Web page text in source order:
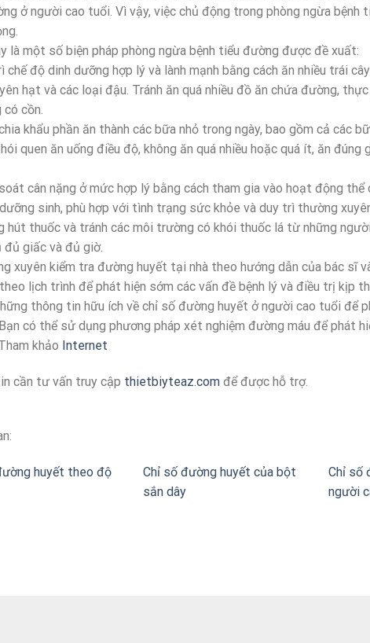
ở người cao tuổi. Vì vậy, việc chủ động trong phòng ngừa bệnh
là một số biện pháp phòng ngừa bệnh tiểu đường được đề xuất:
chế độ dinh dưỡng hợp lý và lành mạnh bằng cách ăn nhiều trái
hạt và các loại đậu. Tránh ăn quá nhiều đồ ăn chứa đường,
có cồn.
khẩu phần ăn thành các bữa nhỏ trong ngày, bao gồm cả các
quen ăn uống điều độ, không ăn quá nhiều hoặc quá ít, ăn đúng
cân nặng ở mức hợp lý bằng cách tham gia vào hoạt động thể
sinh, phù hợp với tình trạng sức khỏe và duy trì thường
hút thuốc và tránh các môi trường có khói thuốc lá từ những
đủ giấc và đủ giờ.
xuyên kiểm tra đường huyết tại nhà theo hướng dẫn của bác sĩ
lịch trình để phát hiện sớm các vấn đề bệnh lý và điều trị kịp
thông tin hữu ích về chỉ số đường huyết ở người cao tuổi để
có thể sử dụng phương pháp xét nghiệm đường máu để phát
khảo Internet
cần tư vấn truy cập thietbiyteaz.com để được hỗ trợ.
huyết theo độ
Chỉ số đường huyết của bột
sắn dây
Chỉ số
người